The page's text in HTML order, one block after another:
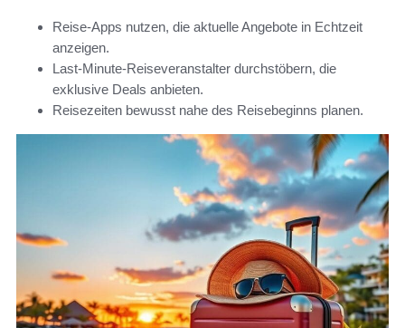
Reise-Apps nutzen, die aktuelle Angebote in Echtzeit
anzeigen.
Last-Minute-Reiseveranstalter durchstöbern, die
exklusive Deals anbieten.
Reisezeiten bewusst nahe des Reisebeginns planen.